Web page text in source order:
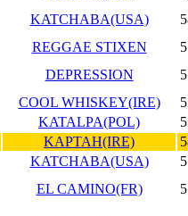
KATCHABA(USA)
REGGAE STIXEN
DEPRESSION
COOL WHISKEY(IRE)
KATALPA(POL)
KAPTAH(IRE)
KATCHABA(USA)
EL CAMINO(FR)